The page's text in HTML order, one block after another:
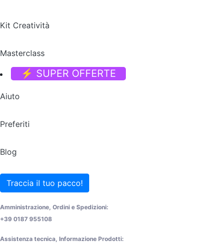
Kit Creatività
Masterclass
⚡ SUPER OFFERTE
Aiuto
Preferiti
Blog
Traccia il tuo pacco!
Amministrazione, Ordini e Spedizioni:
+39 0187 955108
Assistenza tecnica, Informazione Prodotti: